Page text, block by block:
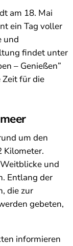
am 18. Mai
ein Tag voller
und
findet unter
– Genießen”
für die
um den
Kilometer.
und
Entlang der
die zur
gebeten,
informieren